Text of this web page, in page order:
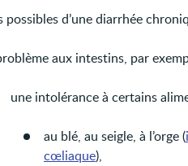
possibles d’une diarrhée
aux intestins, par
une intolérance à certains
au blé, au seigle, à l’orge (
cœliaque),